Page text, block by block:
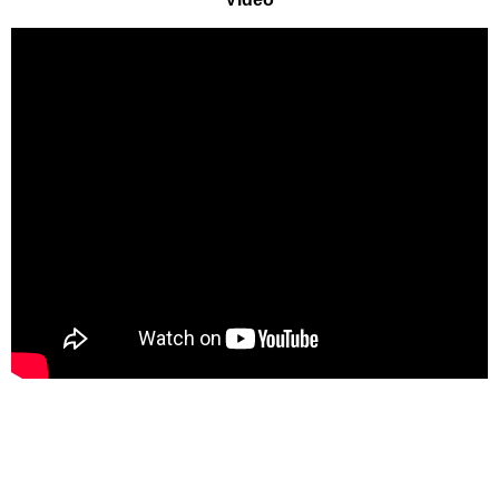
Schwimmbäder